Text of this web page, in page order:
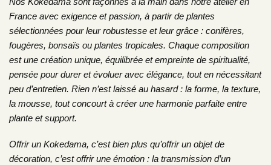
France avec exigence et passion, à partir de plantes
sélectionnées pour leur robustesse et leur grâce : conifères,
fougères, bonsaïs ou plantes tropicales. Chaque composition
est une création unique, équilibrée et empreinte de spiritualité,
pensée pour durer et évoluer avec élégance, tout en nécessitant
peu d’entretien. Rien n’est laissé au hasard : la forme, la texture,
la mousse, tout concourt à créer une harmonie parfaite entre
plante et support.
Offrir un Kokedama, c’est bien plus qu’offrir un objet de
décoration, c’est offrir une émotion : la transmission d’un